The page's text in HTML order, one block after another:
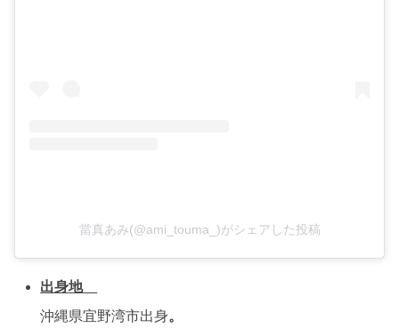
當真あみ(@ami_touma_)がシェアした投稿
出身地
沖縄県宜野湾市出身。